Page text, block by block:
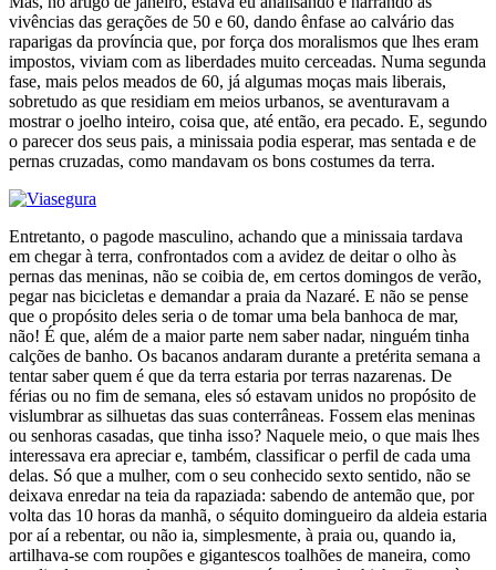
vivências das gerações de 50 e 60, dando ênfase ao calvário das
raparigas da província que, por força dos moralismos que lhes eram
impostos, viviam com as liberdades muito cerceadas. Numa segunda
fase, mais pelos meados de 60, já algumas moças mais liberais,
sobretudo as que residiam em meios urbanos, se aventuravam a
mostrar o joelho inteiro, coisa que, até então, era pecado. E, segundo
o parecer dos seus pais, a minissaia podia esperar, mas sentada e de
pernas cruzadas, como mandavam os bons costumes da terra.
Entretanto, o pagode masculino, achando que a minissaia tardava
em chegar à terra, confrontados com a avidez de deitar o olho às
pernas das meninas, não se coibia de, em certos domingos de verão,
pegar nas bicicletas e demandar a praia da Nazaré. E não se pense
que o propósito deles seria o de tomar uma bela banhoca de mar,
não! É que, além de a maior parte nem saber nadar, ninguém tinha
calções de banho. Os bacanos andaram durante a pretérita semana a
tentar saber quem é que da terra estaria por terras nazarenas. De
férias ou no fim de semana, eles só estavam unidos no propósito de
vislumbrar as silhuetas das suas conterrâneas. Fossem elas meninas
ou senhoras casadas, que tinha isso? Naquele meio, o que mais lhes
interessava era apreciar e, também, classificar o perfil de cada uma
delas. Só que a mulher, com o seu conhecido sexto sentido, não se
deixava enredar na teia da rapaziada: sabendo de antemão que, por
volta das 10 horas da manhã, o séquito domingueiro da aldeia estaria
por aí a rebentar, ou não ia, simplesmente, à praia ou, quando ia,
artilhava-se com roupões e gigantescos toalhões de maneira, como